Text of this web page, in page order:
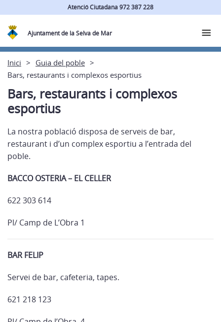
Atenció Ciutadana 972 387 228
Ajuntament de la Selva de Mar
Inici
Guia del poble
Bars, restaurants i complexos esportius
Bars, restaurants i complexos
esportius
La nostra població disposa de serveis de bar,
restaurant i d’un complex esportiu a l’entrada del
poble.
BACCO OSTERIA – EL CELLER
622 303 614
Pl/ Camp de L’Obra 1
BAR FELIP
Servei de bar, cafeteria, tapes.
621 218 123